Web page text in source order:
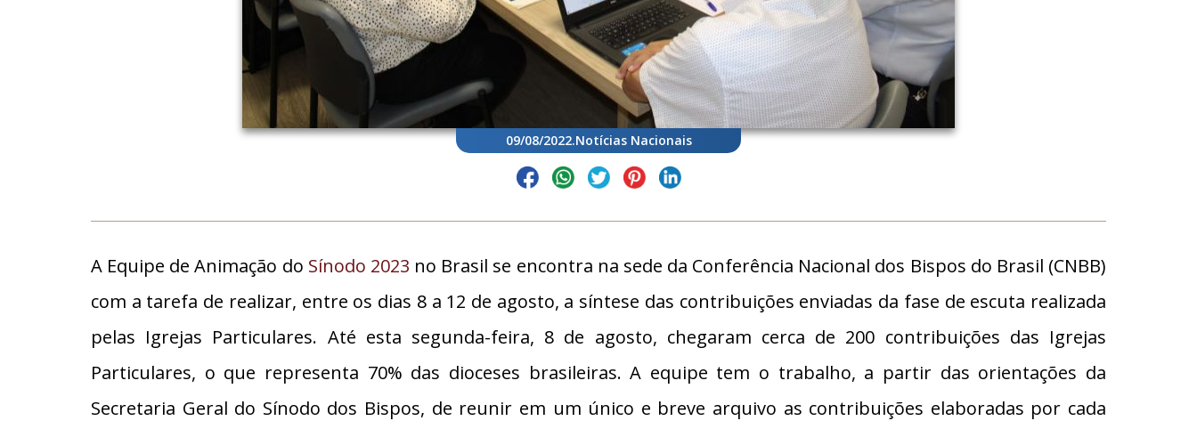
09/08/2022.Notícias Nacionais
A Equipe de Animação do Sínodo 2023 no Brasil se encontra na sede da Conferência Nacional dos Bispos do Brasil (CNBB)
com a tarefa de realizar, entre os dias 8 a 12 de agosto, a síntese das contribuições enviadas da fase de escuta realizada
pelas Igrejas Particulares. Até esta segunda-feira, 8 de agosto, chegaram cerca de 200 contribuições das Igrejas
Particulares, o que representa 70% das dioceses brasileiras. A equipe tem o trabalho, a partir das orientações da
Secretaria Geral do Sínodo dos Bispos, de reunir em um único e breve arquivo as contribuições elaboradas por cada